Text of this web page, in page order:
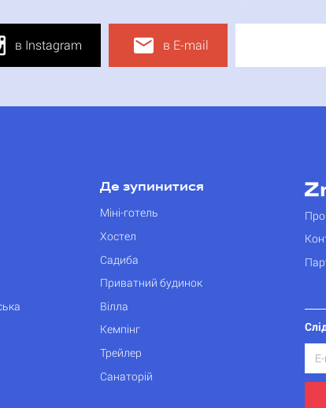
в Instagram в E-mail
Де зупинитися
Міні-готель
Хостел
Садиба
Приватний будинок
Вілла
Кемпінг
Трейлер
Санаторій